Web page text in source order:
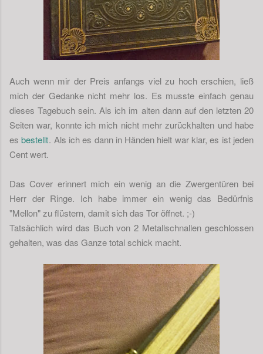
Auch wenn mir der Preis anfangs viel zu hoch erschien, ließ
mich der Gedanke nicht mehr los. Es musste einfach genau
dieses Tagebuch sein. Als ich im alten dann auf den letzten 20
Seiten war, konnte ich mich nicht mehr zurückhalten und habe
esbestellt. Als ich es dann in Händen hielt war klar, es ist jeden
Cent wert.
Das Cover erinnert mich ein wenig an die Zwergentüren bei
Herr der Ringe. Ich habe immer ein wenig das Bedürfnis
"Mellon" zu flüstern, damit sich das Tor öffnet. ;-)
Tatsächlich wird das Buch von 2 Metallschnallen geschlossen
gehalten, was das Ganze total schick macht.